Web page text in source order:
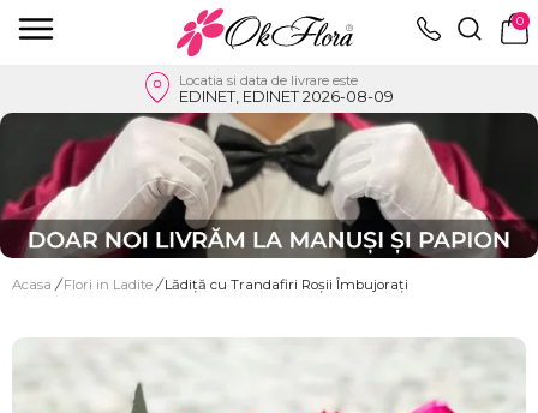
0
Locatia si data de livrare este
EDINET, EDINET 2026-08-09
Acasa / Flori in Ladite / Lădiță cu Trandafiri Roșii Îmbujorați